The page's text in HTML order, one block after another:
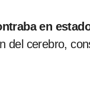
en
del cerebro,